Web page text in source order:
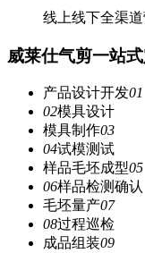
线上线下全渠
威莱仕气剪一站
产品设计开发01
02模具设计
模具制作03
04试模测试
样品毛坯成型05
06样品检测确认
毛坯量产07
08过程巡检
成品组装09